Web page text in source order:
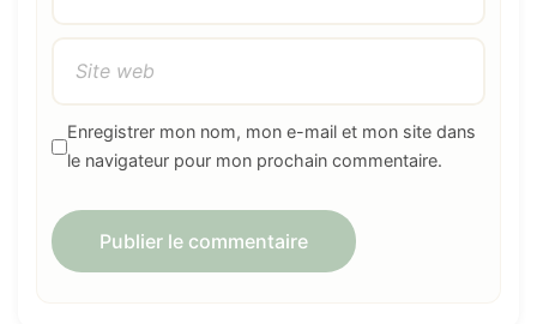
Enregistrer mon nom, mon e-mail et mon site dans
le navigateur pour mon prochain commentaire.